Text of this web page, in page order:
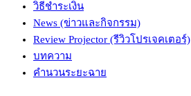
วิธีชำระเงิน
News (ข่าวและกิจกรรม)
Review Projector (รีวิวโปรเจคเตอร์)
บทความ
คำนวนระยะฉาย